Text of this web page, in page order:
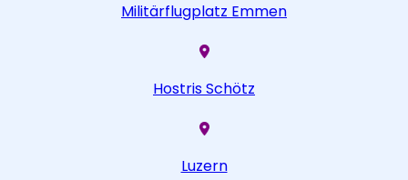
Militärflugplatz Emmen
Hostris Schötz
Luzern